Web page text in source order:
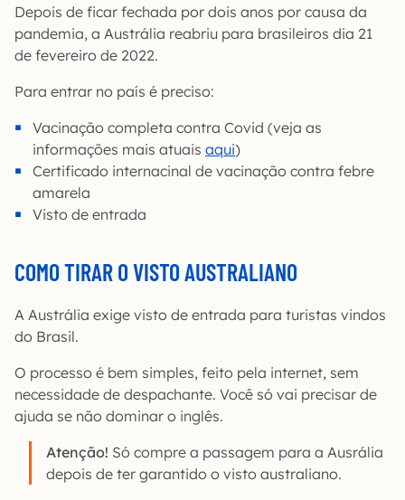
Depois de ficar fechada por dois anos por causa da
pandemia, a Austrália reabriu para brasileiros dia 21
de fevereiro de 2022.
Para entrar no país é preciso:
Vacinação completa contra Covid (veja as
informações mais atuais aqui)
Certificado internacinal de vacinação contra febre
amarela
Visto de entrada
COMO TIRAR O VISTO AUSTRALIANO
A Austrália exige visto de entrada para turistas vindos
do Brasil.
O processo é bem simples, feito pela internet, sem
necessidade de despachante. Você só vai precisar de
ajuda se não dominar o inglês.
Atenção! Só compre a passagem para a Ausrália
depois de ter garantido o visto australiano.